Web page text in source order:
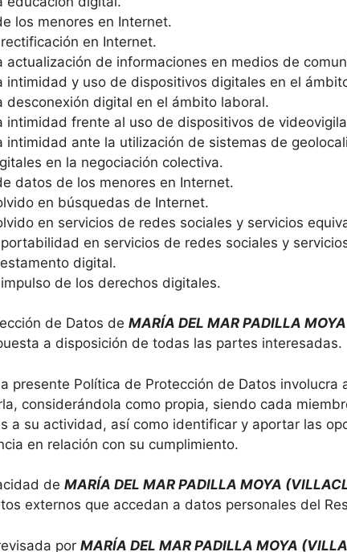
los menores en Internet.
en Internet.
actualización de informaciones en medios de
intimidad y uso de dispositivos digitales en el
desconexión digital en el ámbito laboral.
intimidad frente al uso de dispositivos de
intimidad ante la utilización de sistemas de
en la negociación colectiva.
datos de los menores en Internet.
en búsquedas de Internet.
en servicios de redes sociales y servicios
en servicios de redes sociales y
digital.
de los derechos digitales.
de Datos de MARÍA DEL MAR PADILLA
a disposición de todas las partes interesadas.
presente Política de Protección de Datos
considerándola como propia, siendo cada
a su actividad, así como identificar y aportar las
en relación con su cumplimiento.
de MARÍA DEL MAR PADILLA MOYA
externos que accedan a datos personales del
por MARÍA DEL MAR PADILLA MOYA